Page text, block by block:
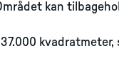
kan
kvadratmeter,